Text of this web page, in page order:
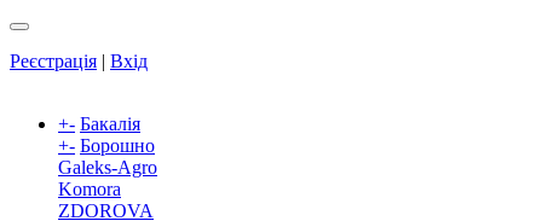
Реєстрація | Вхід
+- Бакалія
+- Борошно
Galeks-Agro
Komora
ZDOROVA